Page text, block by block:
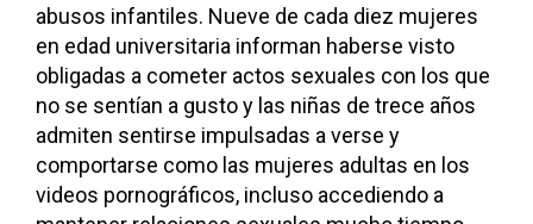
abusos infantiles. Nueve de cada diez mujeres
en edad universitaria informan haberse visto
obligadas a cometer actos sexuales con los que
no se sentían a gusto y las niñas de trece años
admiten sentirse impulsadas a verse y
comportarse como las mujeres adultas en los
videos pornográficos, incluso accediendo a